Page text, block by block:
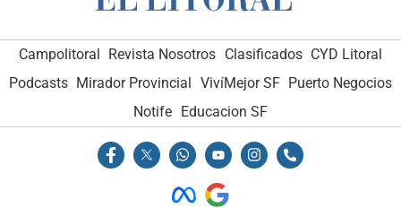
Campolitoral Revista Nosotros Clasificados CYD Litoral
Podcasts Mirador Provincial VivíMejor SF Puerto Negocios
Notife Educacion SF